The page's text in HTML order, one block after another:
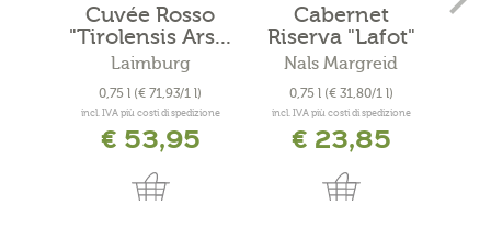
Cuvée Rosso
"Tirolensis Ars...
Laimburg
0,75 l (€ 71,93/1 l)
incl. IVA più costi di spedizione
€ 53,95
Cabernet
Riserva "Lafot"
2021
Nals Margreid
0,75 l (€ 31,80/1 l)
incl. IVA più costi di spedizione
€ 23,85